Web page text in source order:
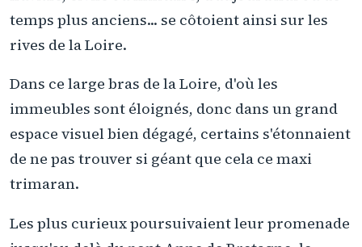
temps plus anciens... se côtoient ainsi sur les
rives de la Loire.
Dans ce large bras de la Loire, d'où les
immeubles sont éloignés, donc dans un grand
espace visuel bien dégagé, certains s'étonnaient
de ne pas trouver si géant que cela ce maxi
trimaran.
Les plus curieux poursuivaient leur promenade